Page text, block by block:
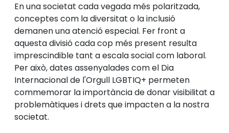
En una societat cada vegada més polaritzada,
conceptes com la diversitat o la inclusió
demanen una atenció especial. Fer front a
aquesta divisió cada cop més present resulta
imprescindible tant a escala social com laboral.
Per això, dates assenyalades com el Dia
Internacional de l'Orgull LGBTIQ+ permeten
commemorar la importància de donar visibilitat a
problemàtiques i drets que impacten a la nostra
societat.